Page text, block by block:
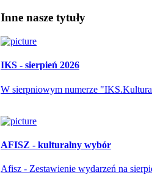
Inne nasze tytuły
IKS - sierpień 2026
W sierpniowym numerze
AFISZ - kulturalny wybór
Afisz - Zestawienie wydarzeń na